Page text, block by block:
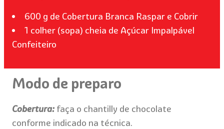
600 g de Cobertura Branca Raspar e Cobrir
1 colher (sopa) cheia de Açúcar Impalpável
Confeiteiro
Modo de preparo
Cobertura: faça o chantilly de chocolate
conforme indicado na técnica.